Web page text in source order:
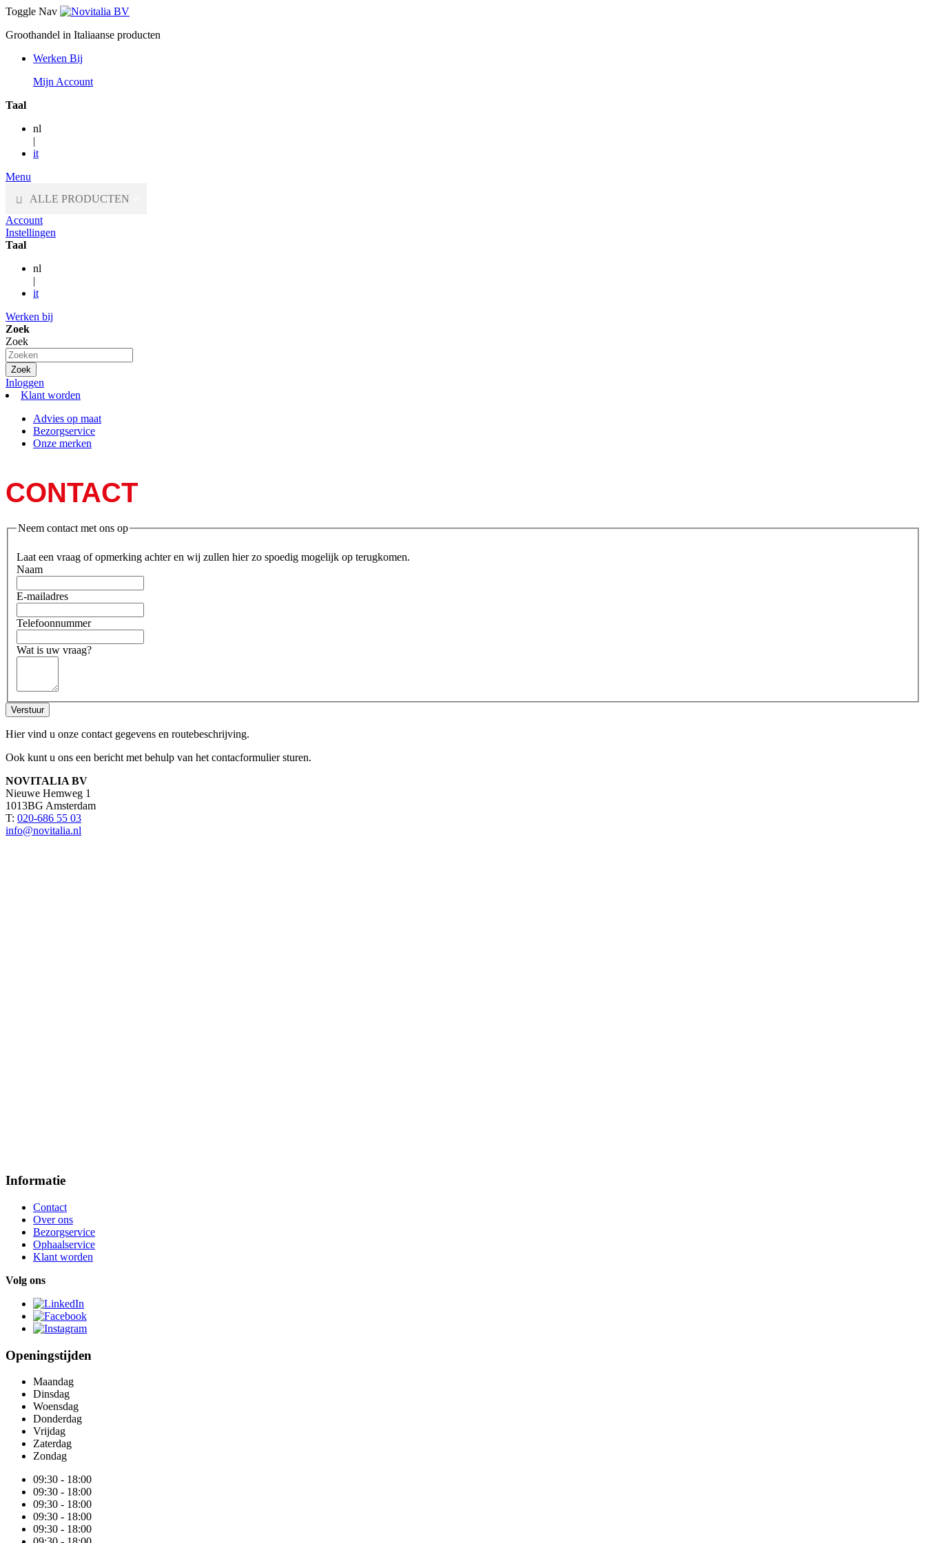
Toggle Nav
Groothandel in Italiaanse producten
Werken Bij
Mijn Account
Taal
nl
|
it
Menu
ALLE PRODUCTEN
Account
Instellingen
Taal
nl
|
it
Werken bij
Zoek
Zoek
Zoek
Inloggen
Klant worden
Advies op maat
Bezorgservice
Onze merken
CONTACT
Neem contact met ons op
Laat een vraag of opmerking achter en wij zullen hier zo spoedig mogelijk op terugkomen.
Naam
E-mailadres
Telefoonnummer
Wat is uw vraag?
Verstuur
Hier vind u onze contact gegevens en routebeschrijving.
Ook kunt u ons een bericht met behulp van het contacformulier sturen.
NOVITALIA BV
Nieuwe Hemweg 1
1013BG Amsterdam
T: 020-686 55 03
info@novitalia.nl
Informatie
Contact
Over ons
Bezorgservice
Ophaalservice
Klant worden
Volg ons
Openingstijden
Maandag
Dinsdag
Woensdag
Donderdag
Vrijdag
Zaterdag
Zondag
09:30 - 18:00
09:30 - 18:00
09:30 - 18:00
09:30 - 18:00
09:30 - 18:00